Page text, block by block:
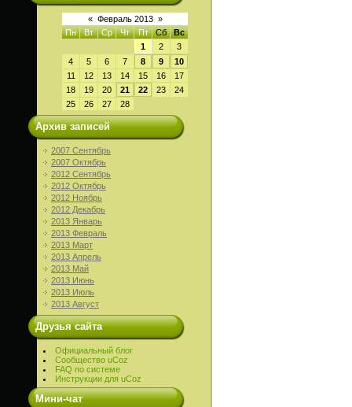
« Февраль 2013 »
Пн
Вт Ср Чт Пт Сб
Вс
1
2
3
4
5 6 7 8 9
10
11
12 13 14 15 16
17
18
19 20 21 22 23
24
25
26 27 28
Архив записей
2007 Сентябрь
2007 Октябрь
2012 Сентябрь
2012 Октябрь
2012 Ноябрь
2012 Декабрь
2013 Январь
2013 Февраль
2013 Март
2013 Апрель
2013 Май
2013 Июнь
2013 Июль
2013 Август
Друзья сайта
Официальный блог
Сообщество uCoz
FAQ по системе
Инструкции для uCoz
Мини-чат